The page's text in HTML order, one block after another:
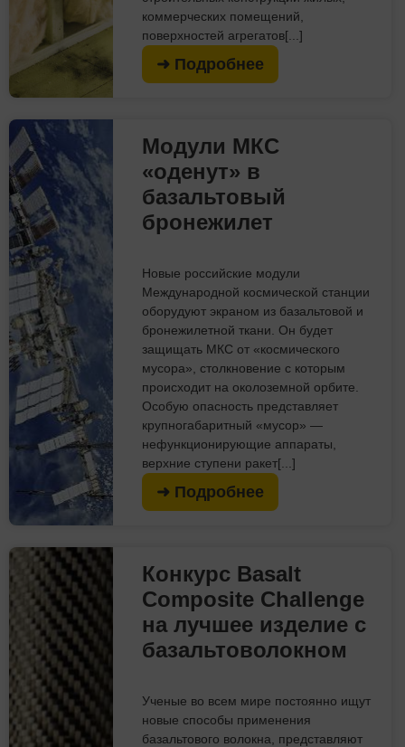
коммерческих помещений,
поверхностей агрегатов[...]
➜ Подробнее
Модули МКС
«оденут» в
базальтовый
бронежилет
Новые российские модули
Международной космической станции
оборудуют экраном из базальтовой и
бронежилетной ткани. Он будет
защищать МКС от «космического
мусора», столкновение с которым
происходит на околоземной орбите.
Особую опасность представляет
крупногабаритный «мусор» —
нефункционирующие аппараты,
верхние ступени ракет[...]
➜ Подробнее
Конкурс Basalt
Composite Challenge
на лучшее изделие с
базальтоволокном
Ученые во всем мире постоянно ищут
новые способы применения
базальтового волокна, представляют